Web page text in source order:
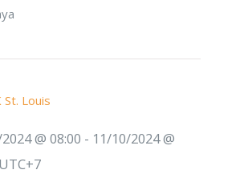
@ 08:00 - 11/10/2024 @
UTC+7